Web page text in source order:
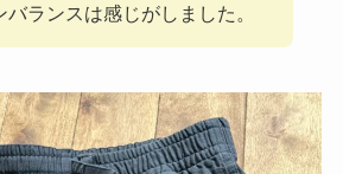
バランスは感じがしました。